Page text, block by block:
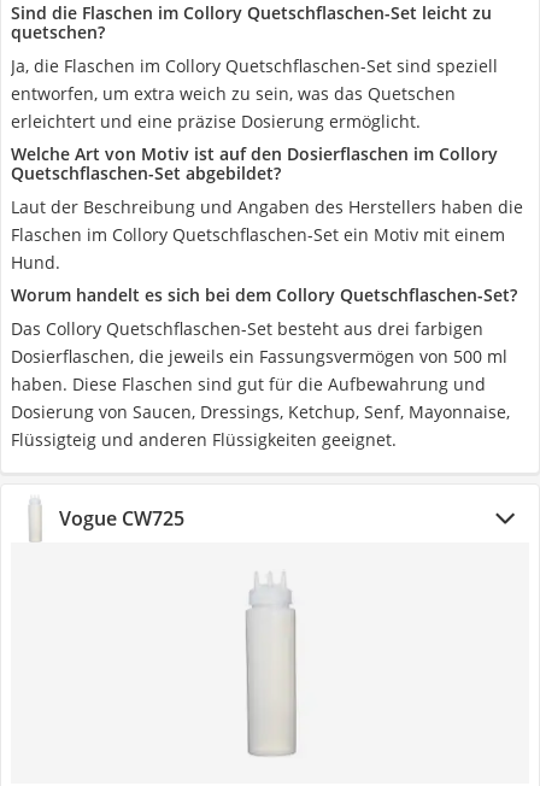
Sind die Flaschen im Collory Quetschflaschen-Set leicht zu
quetschen?
Ja, die Flaschen im Collory Quetschflaschen-Set sind speziell
entworfen, um extra weich zu sein, was das Quetschen
erleichtert und eine präzise Dosierung ermöglicht.
Welche Art von Motiv ist auf den Dosierflaschen im Collory
Quetschflaschen-Set abgebildet?
Laut der Beschreibung und Angaben des Herstellers haben die
Flaschen im Collory Quetschflaschen-Set ein Motiv mit einem
Hund.
Worum handelt es sich bei dem Collory Quetschflaschen-Set?
Das Collory Quetschflaschen-Set besteht aus drei farbigen
Dosierflaschen, die jeweils ein Fassungsvermögen von 500 ml
haben. Diese Flaschen sind gut für die Aufbewahrung und
Dosierung von Saucen, Dressings, Ketchup, Senf, Mayonnaise,
Flüssigteig und anderen Flüssigkeiten geeignet.
Vogue CW725